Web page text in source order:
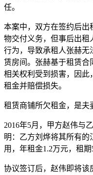
任。
本案中，双方在签约后出
物交付义务，但事后出租
行为，导致承租人张赫无
赁房间。张赫基于租赁合
相关权利受到损害，因此
租金并赔偿损失。
租赁商铺所欠租金，是夫
2016年5月，甲方赵伟与
明：乙方刘烨将其所有的
用，年租金1.2万元，租期
协议签订后，赵伟即将该